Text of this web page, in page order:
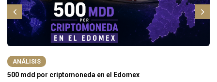
ANÁLISIS
500 mdd por criptomoneda en el Edomex